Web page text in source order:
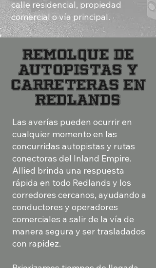
calle residencial, propiedad
comercial o vía principal.
Remolque de
autopistas y
carreteras en
Redlands
Las averías pueden ocurrir en
cualquier momento en las
concurridas autopistas y rutas
conectoras del Inland Empire.
Allied brinda una respuesta
rápida en todo Redlands y los
corredores cercanos, ayudando a
conductores y operadores
comerciales a salir de la vía de
manera segura y ser trasladados
con rapidez.